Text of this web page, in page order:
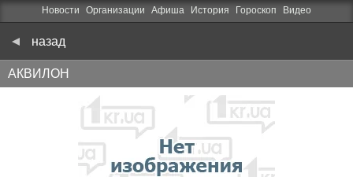
Новости Организации Афиша История Гороскоп Видео
назад
АКВИЛОН